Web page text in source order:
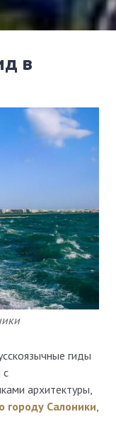
гиды
с
архитектуры,
городу Салоники